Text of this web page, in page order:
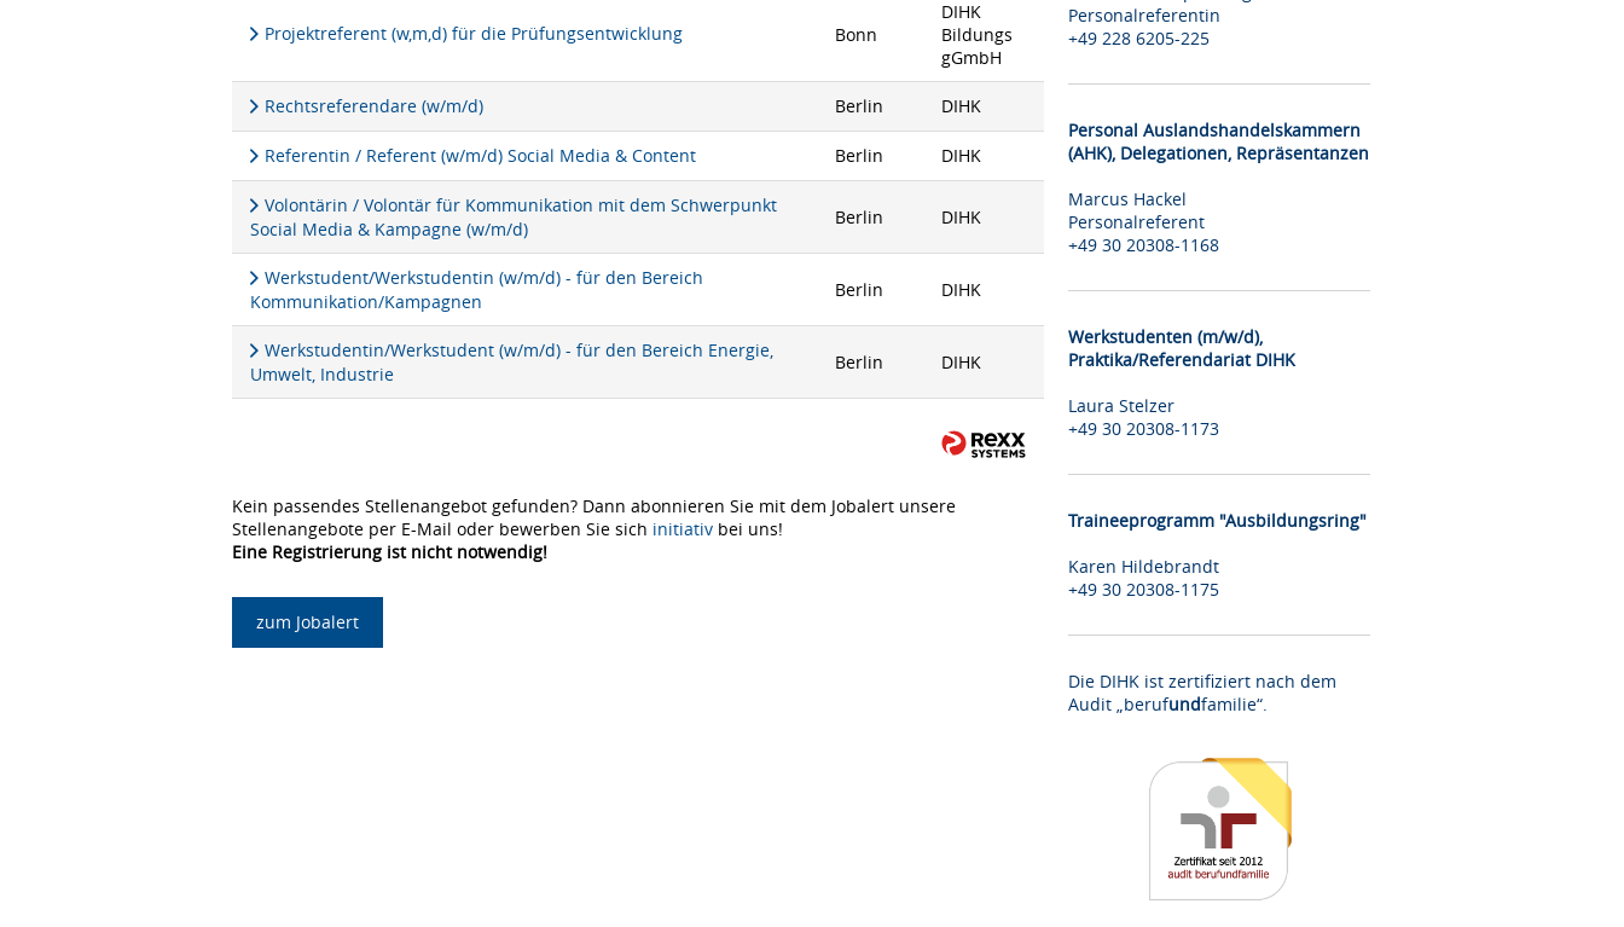
Projektreferent (w,m,d) für die Prüfungsentwicklung Bonn
DIHK
Bildungs
gGmbH
Rechtsreferendare (w/m/d) Berlin DIHK
Referentin / Referent (w/m/d) Social Media & Content Berlin DIHK
Volontärin / Volontär für Kommunikation mit dem Schwerpunkt
Social Media & Kampagne (w/m/d)
Berlin DIHK
Werkstudent/Werkstudentin (w/m/d) - für den Bereich
Kommunikation/Kampagnen
Berlin DIHK
Werkstudentin/Werkstudent (w/m/d) - für den Bereich Energie,
Umwelt, Industrie
Berlin DIHK
Kein passendes Stellenangebot gefunden? Dann abonnieren Sie mit dem Jobalert unsere
Stellenangebote per E-Mail oder bewerben Sie sich initiativ bei uns!
Eine Registrierung ist nicht notwendig!
zum Jobalert
Personalreferentin
+49 228 6205-225
Personal Auslandshandelskammern
(AHK), Delegationen, Repräsentanzen
Marcus Hackel
Personalreferent
+49 30 20308-1168
Werkstudenten (m/w/d),
Praktika/Referendariat DIHK
Laura Stelzer
+49 30 20308-1173
Traineeprogramm "Ausbildungsring"
Karen Hildebrandt
+49 30 20308-1175
Die DIHK ist zertifiziert nach dem
Audit „berufundfamilie“.